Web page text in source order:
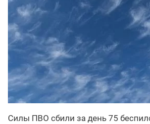
Силы ПВО сбили за день 75